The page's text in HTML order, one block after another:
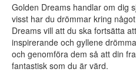
Golden Dreams handlar om dig
visst har du drömmar kring
Dreams vill att du ska fortsätta
inspirerande och gyllene
och genomföra dem så att din
fantastisk som du är värd.